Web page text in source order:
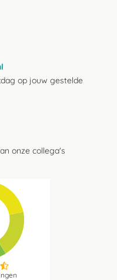
op jouw gestelde
onze collega's